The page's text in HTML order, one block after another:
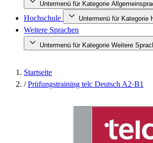
Untermenü für Kategorie
Hochschule Untermenü für Kategorie
Weitere Sprachen
Untermenü für Kategorie Weitere
Startseite
/ Prüfungstraining telc Deutsch A2·B1